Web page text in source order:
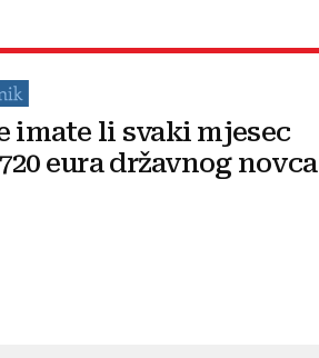
imate li svaki mjesec
eura državnog novca